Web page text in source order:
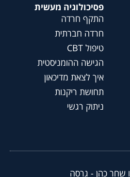
פסיכולוגיה מעשית
התקף חרדה
חרדה חברתית
טיפול CBT
הגישה ההומניסטית
איך לצאת מדיכאון
תחושת ריקנות
ניתוק רגשי